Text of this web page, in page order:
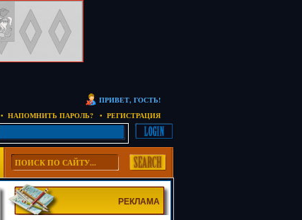
ПРИВЕТ, ГОСТЬ!
• НАПОМНИТЬ ПАРОЛЬ?
• РЕГИСТРАЦИЯ
РЕКЛАМА